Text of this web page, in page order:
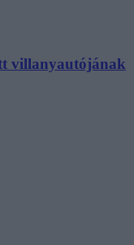
villanyautójának